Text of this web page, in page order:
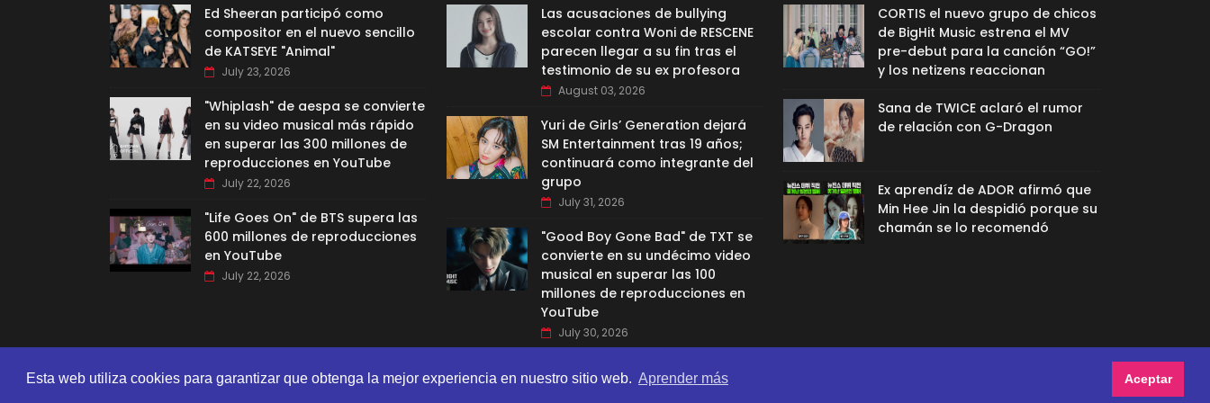
Esta web utiliza cookies para garantizar que obtenga la mejor experiencia en nuestro sitio web. Aprender más Aceptar
Ed Sheeran participó como
compositor en el nuevo sencillo
de KATSEYE "Animal"
July 23, 2026
"Whiplash" de aespa se convierte
en su video musical más rápido
en superar las 300 millones de
reproducciones en YouTube
July 22, 2026
"Life Goes On" de BTS supera las
600 millones de reproducciones
en YouTube
July 22, 2026
Las acusaciones de bullying
escolar contra Woni de RESCENE
parecen llegar a su fin tras el
testimonio de su ex profesora
August 03, 2026
Yuri de Girls’ Generation dejará
SM Entertainment tras 19 años;
continuará como integrante del
grupo
July 31, 2026
"Good Boy Gone Bad" de TXT se
convierte en su undécimo video
musical en superar las 100
millones de reproducciones en
YouTube
July 30, 2026
CORTIS el nuevo grupo de chicos
de BigHit Music estrena el MV
pre-debut para la canción “GO!”
y los netizens reaccionan
Sana de TWICE aclaró el rumor
de relación con G-Dragon
Ex aprendíz de ADOR afirmó que
Min Hee Jin la despidió porque su
chamán se lo recomendó
SORATEMPLATES | DISTRIBUTED BY GOOYAABI TEMPLATES